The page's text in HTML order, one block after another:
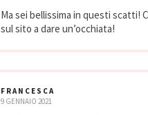
Ma sei bellissima in questi scatti!
sul sito a dare un’occhiata!
FRANCESCA
9 GENNAIO 2021